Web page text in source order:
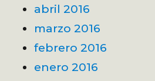
abril 2016
marzo 2016
febrero 2016
enero 2016